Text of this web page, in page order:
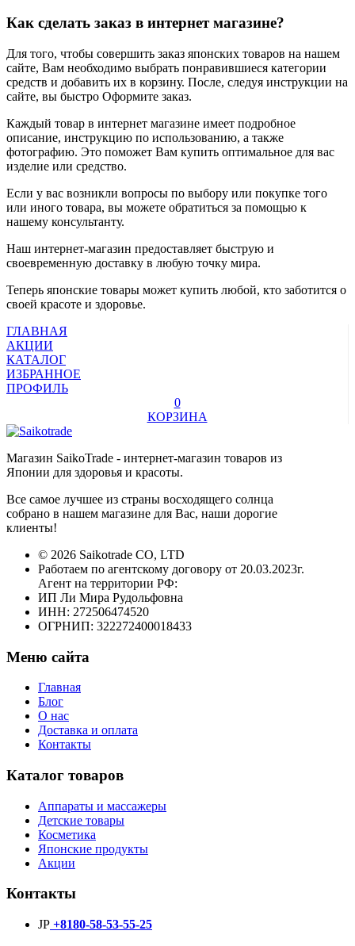
Как сделать заказ в интернет магазине?
Для того, чтобы совершить заказ японских товаров на нашем
сайте, Вам необходимо выбрать понравившиеся категории
средств и добавить их в корзину. После, следуя инструкции на
сайте, вы быстро Оформите заказ.
Каждый товар в интернет магазине имеет подробное
описание, инструкцию по использованию, а также
фотографию. Это поможет Вам купить оптимальное для вас
изделие или средство.
Если у вас возникли вопросы по выбору или покупке того
или иного товара, вы можете обратиться за помощью к
нашему консультанту.
Наш интернет-магазин предоставляет быструю и
своевременную доставку в любую точку мира.
Теперь японские товары может купить любой, кто заботится о
своей красоте и здоровье.
ГЛАВНАЯ
АКЦИИ
КАТАЛОГ
ИЗБРАННОЕ
ПРОФИЛЬ
0
КОРЗИНА
Магазин SaikoTrade - интернет-магазин товаров из
Японии для здоровья и красоты.
Все самое лучшее из страны восходящего солнца
собрано в нашем магазине для Вас, наши дорогие
клиенты!
© 2026 Saikotrade CO, LTD
Работаем по агентскому договору от 20.03.2023г.
Агент на территории РФ:
ИП Ли Мира Рудольфовна
ИНН: 272506474520
ОГРНИП: 322272400018433
Меню сайта
Главная
Блог
О нас
Доставка и оплата
Контакты
Каталог товаров
Аппараты и массажеры
Детские товары
Косметика
Японские продукты
Акции
Контакты
JP +8180-58-53-55-25